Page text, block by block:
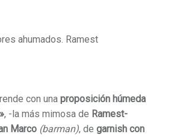
con una proposición húmeda
, -la más mimosa de Ramest-
Marco (barman), de garnish con